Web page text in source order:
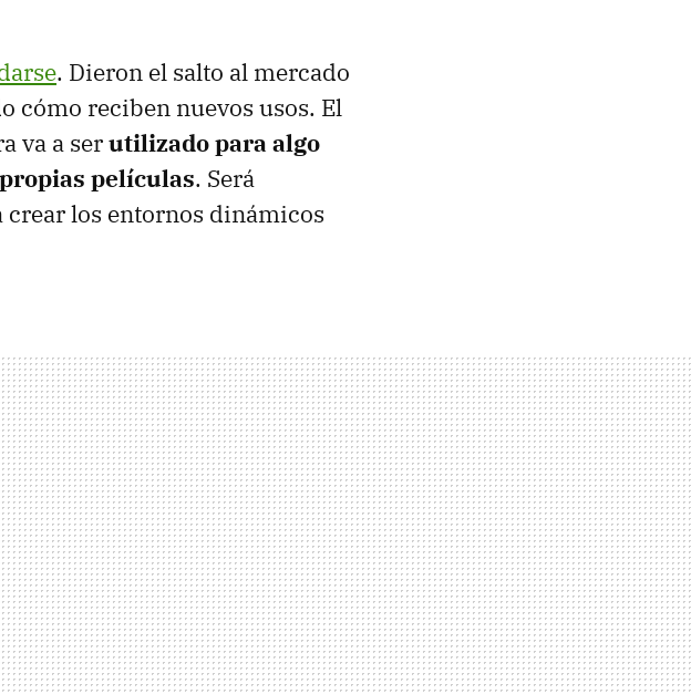
. Dieron el salto al mercado
cómo reciben nuevos usos. El
va a serutilizado para algo
películas. Será
los entornos dinámicos